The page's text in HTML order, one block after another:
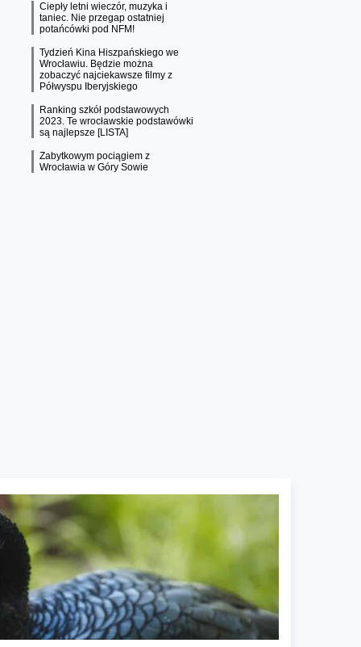
Ciepły letni wieczór, muzyka i
taniec. Nie przegap ostatniej
potańcówki pod NFM!
Tydzień Kina Hiszpańskiego we
Wrocławiu. Będzie można
zobaczyć najciekawsze filmy z
Półwyspu Iberyjskiego
Ranking szkół podstawowych
2023. Te wrocławskie podstawówki
są najlepsze [LISTA]
Zabytkowym pociągiem z
Wrocławia w Góry Sowie